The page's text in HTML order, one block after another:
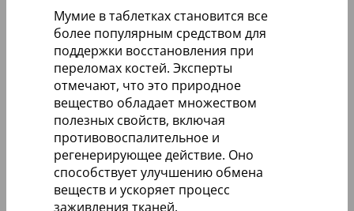
Мумие в таблетках становится все
более популярным средством для
поддержки восстановления при
переломах костей. Эксперты
отмечают, что это природное
вещество обладает множеством
полезных свойств, включая
противовоспалительное и
регенерирующее действие. Оно
способствует улучшению обмена
веществ и ускоряет процесс
заживления тканей.